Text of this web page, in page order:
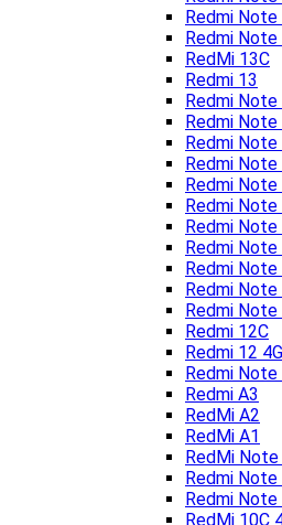
Redmi
Redmi Note
RedMi 13C
Redmi 13
Redmi
Redmi
Redmi Note
Redmi
Redmi Note
Redmi
Redmi
Redmi Note
Redmi
Redmi Note
Redmi Note
Redmi 12C
Redmi 12 4G
Redmi Note
Redmi A3
RedMi A2
RedMi A1
RedMi
Redmi
Redmi
RedMi 10C